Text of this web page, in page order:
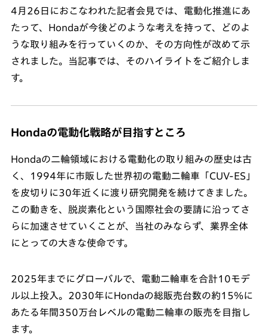
4月26日におこなわれた記者会見では、電動化推進にあ
たって、Hondaが今後どのような考えを持って、どのよ
うな取り組みを行っていくのか、その方向性が改めて示
されました。当記事では、そのハイライトをご紹介しま
す。
Hondaの電動化戦略が目指すところ
Hondaの二輪領域における電動化の取り組みの歴史は古
く、1994年に市販した世界初の電動二輪車「CUV-ES」
を皮切りに30年近くに渡り研究開発を続けてきました。
この動きを、脱炭素化という国際社会の要請に沿ってさ
らに加速させていくことが、当社のみならず、業界全体
にとっての大きな使命です。
2025年までにグローバルで、電動二輪車を合計10モデ
ル以上投入。2030年にHondaの総販売台数の約15％に
あたる年間350万台レベルの電動二輪車の販売を目指し
ます。